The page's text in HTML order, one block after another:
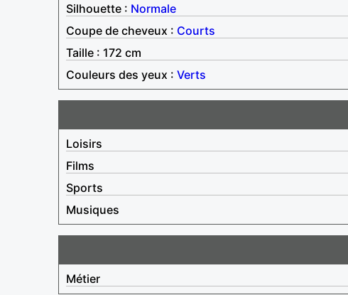
Silhouette : Normale
Coupe de cheveux : Courts
Taille : 172 cm
Couleurs des yeux : Verts
Loisirs
Films
Sports
Musiques
Métier